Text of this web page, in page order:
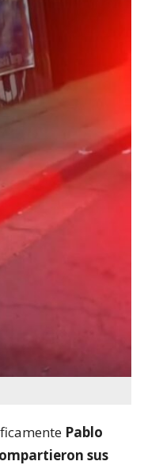
Pablo
sus